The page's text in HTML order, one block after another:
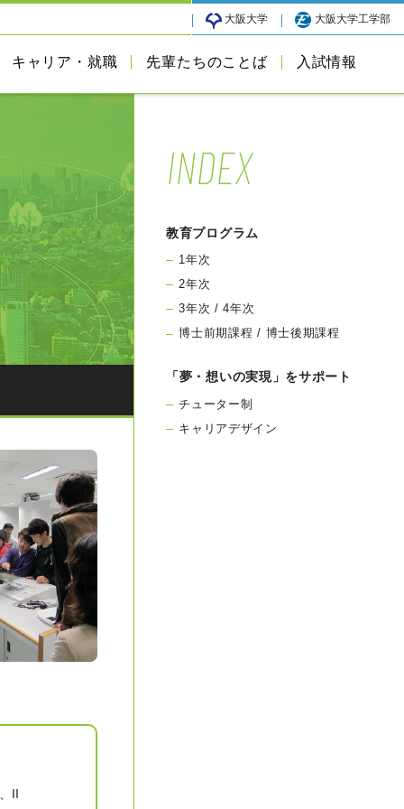
キャリア・就職 先輩たちのことば 入試情報
大阪大学 大阪大学工学部
INDEX
教育プログラム
1年次
2年次
3年次 / 4年次
博士前期課程 / 博士後期課程
「夢・想いの実現」をサポート
チューター制
キャリアデザイン
II